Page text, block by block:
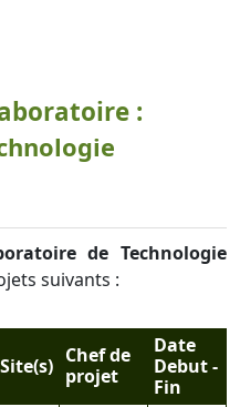
:
de Technologie
suivants :
Site(s) Chef de
projet
Date
Debut -
Fin